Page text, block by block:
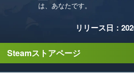
は、あなたです。
リリース日：
Steamストアページ